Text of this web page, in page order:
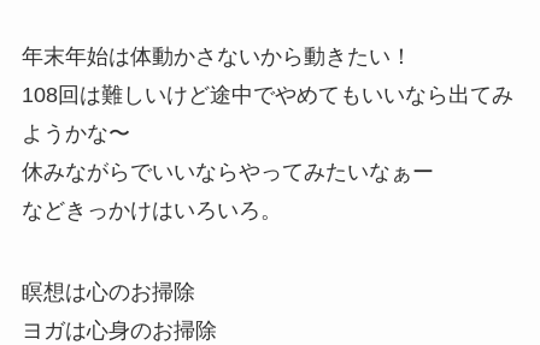
年末年始は体動かさないから動きたい！
108回は難しいけど途中でやめてもいいなら出てみ
ようかな〜
休みながらでいいならやってみたいなぁー
などきっかけはいろいろ。
瞑想は心のお掃除
ヨガは心身のお掃除